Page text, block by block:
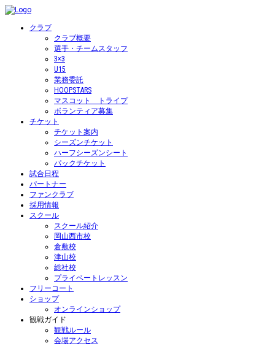
クラブ
クラブ概要
選手・チームスタッフ
3×3
U15
業務委託
HOOPSTARS
マスコット トライプ
ボランティア募集
チケット
チケット案内
シーズンチケット
ハーフシーズンシート
パックチケット
試合日程
パートナー
ファンクラブ
採用情報
スクール
スクール紹介
岡山西市校
倉敷校
津山校
総社校
プライベートレッスン
フリーコート
ショップ
オンラインショップ
観戦ガイド
観戦ルール
会場アクセス